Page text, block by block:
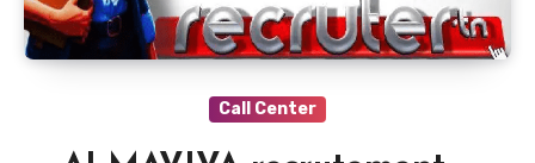
Call Center